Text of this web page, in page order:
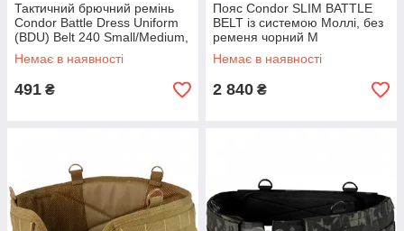
Тактичний брючний ремінь
Condor Battle Dress Uniform
(BDU) Belt 240 Small/Medium,
Coyote Tan
Немає в наявності
491 ₴
Пояс Condor SLIM BATTLE
BELT із системою Моллі, без
ременя чорний М
Немає в наявності
2 840 ₴